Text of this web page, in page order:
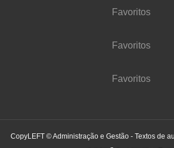
Favoritos
Favoritos
Favoritos
CopyLEFT © Administração e Gestão - Textos de